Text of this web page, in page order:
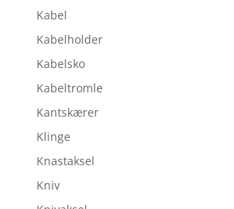
Kabel
Kabelholder
Kabelsko
Kabeltromle
Kantskærer
Klinge
Knastaksel
Kniv